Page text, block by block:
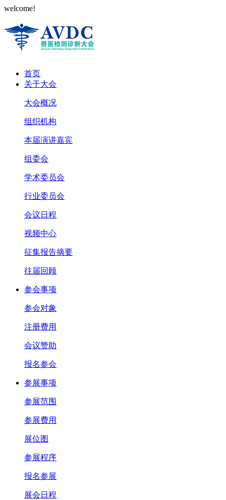
welcome!
首页
关于大会
大会概况
组织机构
本届演讲嘉宾
组委会
学术委员会
行业委员会
会议日程
视频中心
征集报告摘要
往届回顾
参会事项
参会对象
注册费用
会议赞助
报名参会
参展事项
参展范围
参展费用
展位图
参展程序
报名参展
展会日程